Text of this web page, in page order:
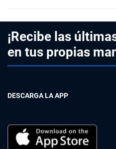
¡Recibe las
en tus propias
DESCARGA LA APP